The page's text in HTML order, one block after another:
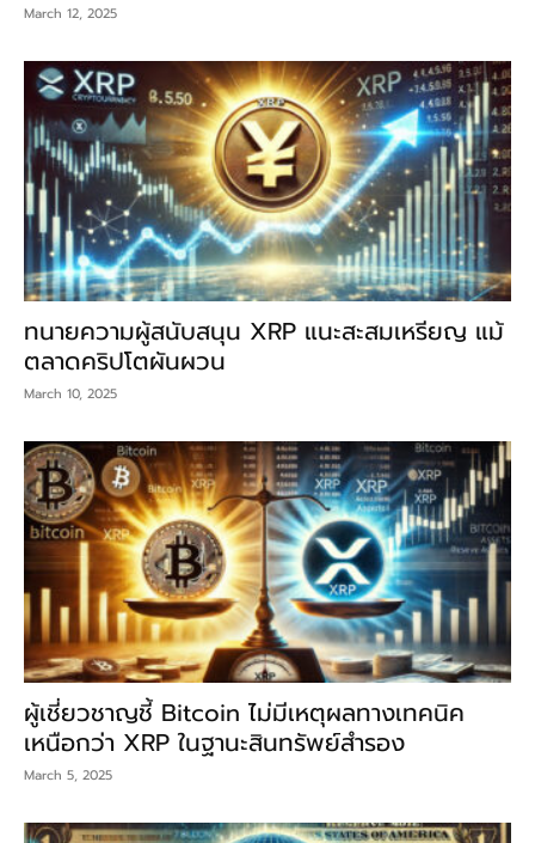
March 12, 2025
ทนายความผู้สนับสนุน XRP แนะสะสมเหรียญ แม้
ตลาดคริปโตผันผวน
March 10, 2025
ผู้เชี่ยวชาญชี้ Bitcoin ไม่มีเหตุผลทางเทคนิค
เหนือกว่า XRP ในฐานะสินทรัพย์สำรอง
March 5, 2025